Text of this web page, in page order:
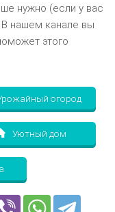
нужно (если у вас
нашем канале вы
этого
огород
Уютный дом